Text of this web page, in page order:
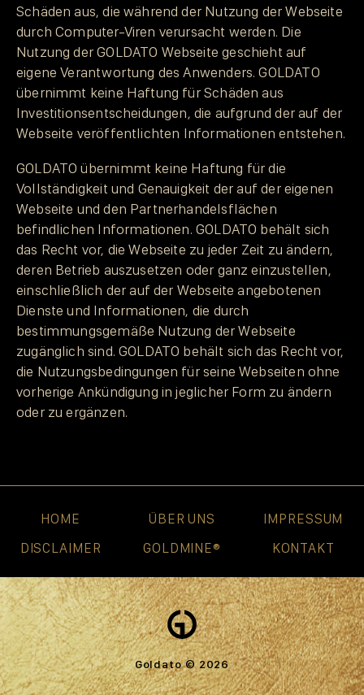
Schäden aus, die während der Nutzung der Webseite
durch Computer-Viren verursacht werden. Die
Nutzung der GOLDATO Webseite geschieht auf
eigene Verantwortung des Anwenders. GOLDATO
übernimmt keine Haftung für Schäden aus
Investitionsentscheidungen, die aufgrund der auf der
Webseite veröffentlichten Informationen entstehen.
GOLDATO übernimmt keine Haftung für die
Vollständigkeit und Genauigkeit der auf der eigenen
Webseite und den Partnerhandelsflächen
befindlichen Informationen. GOLDATO behält sich
das Recht vor, die Webseite zu jeder Zeit zu ändern,
deren Betrieb auszusetzen oder ganz einzustellen,
einschließlich der auf der Webseite angebotenen
Dienste und Informationen, die durch
bestimmungsgemäße Nutzung der Webseite
zugänglich sind. GOLDATO behält sich das Recht vor,
die Nutzungsbedingungen für seine Webseiten ohne
vorherige Ankündigung in jeglicher Form zu ändern
oder zu ergänzen.
HOME ÜBER UNS
IMPRESSUM
DISCLAIMER
GOLDMINE® KONTAKT
Goldato © 2026